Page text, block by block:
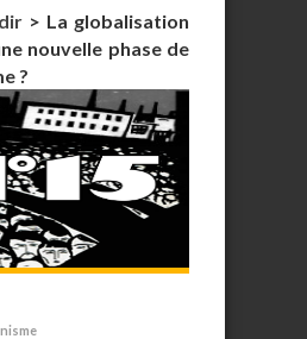
> La globalisation
nouvelle phase de
?